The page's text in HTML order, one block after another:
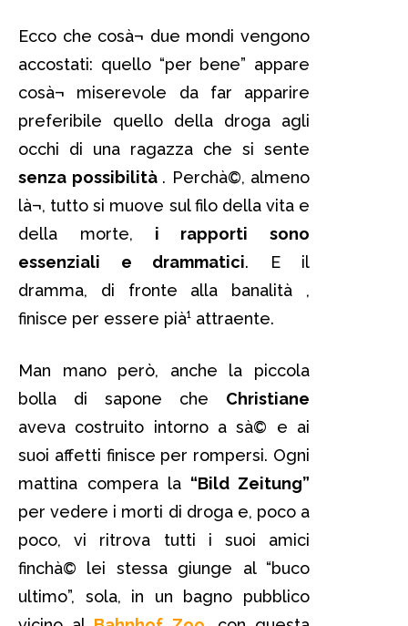
Ecco che cosà¬ due mondi vengono
accostati: quello “per bene” appare
cosà¬ miserevole da far apparire
preferibile quello della droga agli
occhi di una ragazza che si sente
senza possibilità . Perchà©, almeno
là¬, tutto si muove sul filo della vita e
della morte, i rapporti sono
essenziali e drammatici. E il
dramma, di fronte alla banalità ,
finisce per essere pià¹ attraente.
Man mano però, anche la piccola
bolla di sapone che Christiane
aveva costruito intorno a sà© e ai
suoi affetti finisce per rompersi. Ogni
mattina compera la “Bild Zeitung”
per vedere i morti di droga e, poco a
poco, vi ritrova tutti i suoi amici
finchà© lei stessa giunge al “buco
ultimo”, sola, in un bagno pubblico